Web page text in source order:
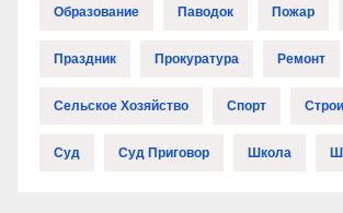
Образование Паводок Пожар
Праздник Прокуратура Ремонт
Сельское Хозяйство Спорт
Суд Суд Приговор Школа